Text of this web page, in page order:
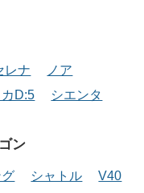
レナ
ノア
D:5 シエンタ
ン
シャトル
V40